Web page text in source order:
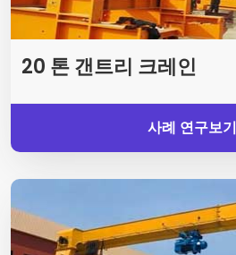
20 톤 갠트리 크레인
사례 연구보기